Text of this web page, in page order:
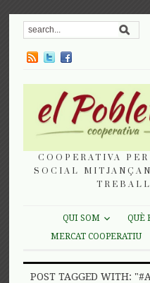
COOPERATIVA
SOCIAL
QUI SOM QUÈ
MERCAT COOPERATIU
POST TAGGED WITH: